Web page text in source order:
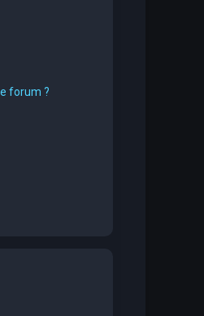
forum ?